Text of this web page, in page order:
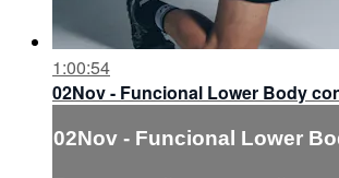
1:00:54
02Nov - Funcional Lower Body
02Nov - Funcional Lower